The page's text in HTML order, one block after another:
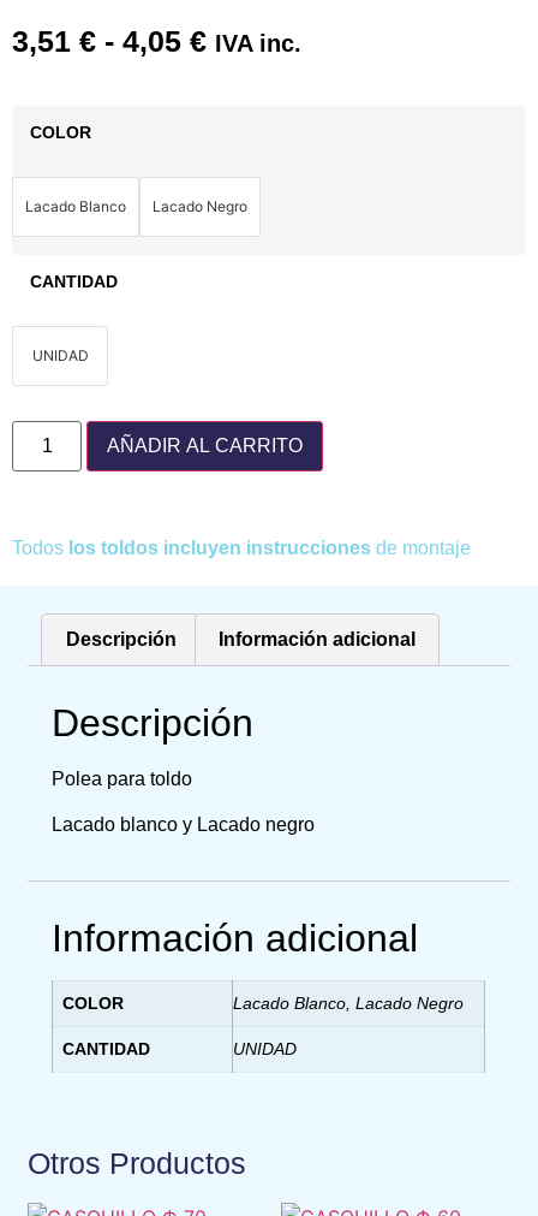
3,51 € - 4,05 € IVA inc.
COLOR
Lacado Blanco Lacado Negro
CANTIDAD
UNIDAD
AÑADIR AL CARRITO
Todos los toldos incluyen instrucciones de montaje
Descripción Información adicional
Descripción
Polea para toldo
Lacado blanco y Lacado negro
Información adicional
COLOR Lacado Blanco, Lacado Negro
CANTIDAD UNIDAD
Otros Productos